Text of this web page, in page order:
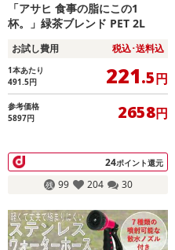
「アサヒ 食事の脂にこの1
杯。」緑茶ブレンド PET 2L
お試し費用 税込･送料込
1本あたり
491.5円 221.5円
参考価格
5897円
2658円
24ポイント還元
99 204 30